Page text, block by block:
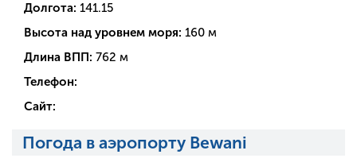
Долгота: 141.15
Высота над уровнем моря: 160 м
Длина ВПП: 762 м
Телефон:
Сайт:
Погода в аэропорту Bewani